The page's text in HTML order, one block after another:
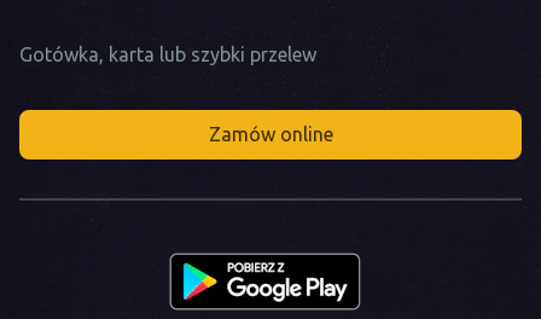
Gotówka, karta lub szybki przelew
Zamów online